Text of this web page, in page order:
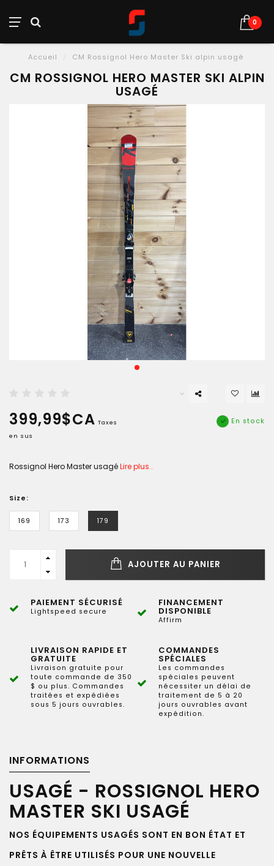
0
Accueil CM Rossignol Hero Master Ski alpin usagé
CM ROSSIGNOL HERO MASTER SKI ALPIN
USAGÉ
399,99$CA Taxes
en sus
En stock
Rossignol Hero Master usagéLire plus..
Size:
169 173 179
AJOUTER AU PANIER
PAIEMENT SÉCURISÉ
Lightspeed secure
FINANCEMENT
DISPONIBLE
Affirm
LIVRAISON RAPIDE ET
GRATUITE
Livraison gratuite pour
toute commande de 350
$ ou plus. Commandes
traitées et expédiées
sous 5 jours ouvrables.
COMMANDES
SPÉCIALES
Les commandes
spéciales peuvent
nécessiter un délai de
traitement de 5 à 20
jours ouvrables avant
expédition.
INFORMATIONS
USAGÉ - ROSSIGNOL HERO
MASTER SKI USAGÉ
NOS ÉQUIPEMENTS USAGÉS SONT EN BON ÉTAT ET
PRÊTS À ÊTRE UTILISÉS POUR UNE NOUVELLE